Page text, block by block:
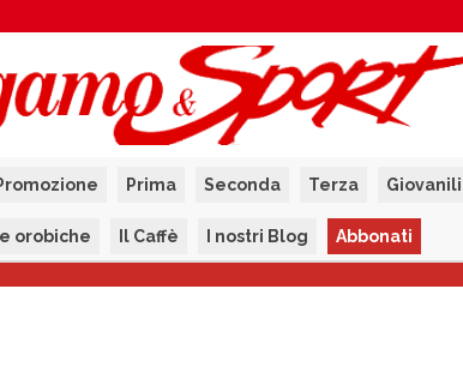
Prima Seconda Terza Giovanili
orobiche Il Caffè I nostri Blog Abbonati